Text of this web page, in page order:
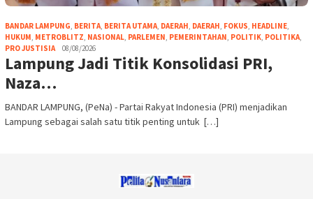
BANDAR LAMPUNG, BERITA, BERITA UTAMA, DAERAH, DAERAH, FOKUS, HEADLINE,
HUKUM, METROBLITZ, NASIONAL, PARLEMEN, PEMERINTAHAN, POLITIK, POLITIKA,
PRO JUSTISIA
08/08/2026
Lampung Jadi Titik Konsolidasi PRI,
Naza…
BANDAR LAMPUNG, (PeNa) - Partai Rakyat Indonesia (PRI) menjadikan
Lampung sebagai salah satu titik penting untuk […]